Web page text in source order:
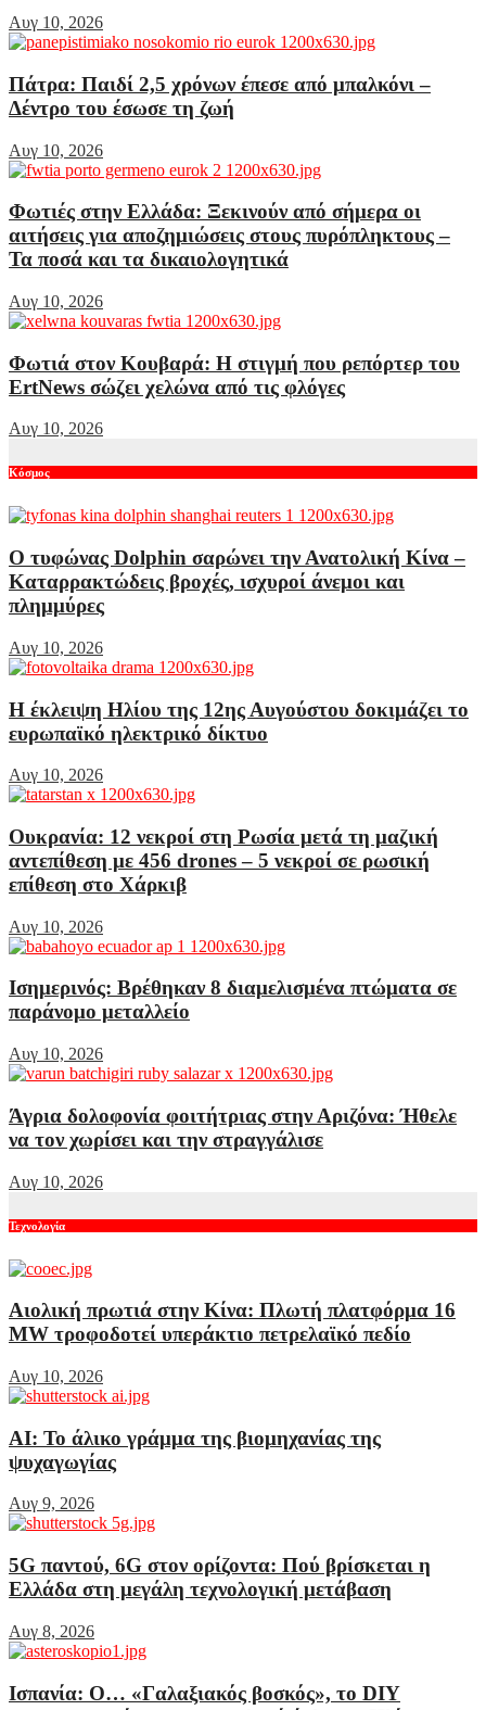
Αυγ 10, 2026
Πάτρα: Παιδί 2,5 χρόνων έπεσε από μπαλκόνι –
Δέντρο του έσωσε τη ζωή
Αυγ 10, 2026
Φωτιές στην Ελλάδα: Ξεκινούν από σήμερα οι
αιτήσεις για αποζημιώσεις στους πυρόπληκτους –
Τα ποσά και τα δικαιολογητικά
Αυγ 10, 2026
Φωτιά στον Κουβαρά: Η στιγμή που ρεπόρτερ του
ErtNews σώζει χελώνα από τις φλόγες
Αυγ 10, 2026
Κόσμος
Ο τυφώνας Dolphin σαρώνει την Ανατολική Κίνα –
Καταρρακτώδεις βροχές, ισχυροί άνεμοι και
πλημμύρες
Αυγ 10, 2026
Η έκλειψη Ηλίου της 12ης Αυγούστου δοκιμάζει το
ευρωπαϊκό ηλεκτρικό δίκτυο
Αυγ 10, 2026
Ουκρανία: 12 νεκροί στη Ρωσία μετά τη μαζική
αντεπίθεση με 456 drones – 5 νεκροί σε ρωσική
επίθεση στο Χάρκιβ
Αυγ 10, 2026
Ισημερινός: Βρέθηκαν 8 διαμελισμένα πτώματα σε
παράνομο μεταλλείο
Αυγ 10, 2026
Άγρια δολοφονία φοιτήτριας στην Αριζόνα: Ήθελε
να τον χωρίσει και την στραγγάλισε
Αυγ 10, 2026
Τεχνολογία
Αιολική πρωτιά στην Κίνα: Πλωτή πλατφόρμα 16
MW τροφοδοτεί υπεράκτιο πετρελαϊκό πεδίο
Αυγ 10, 2026
AI: Το άλικο γράμμα της βιομηχανίας της
ψυχαγωγίας
Αυγ 9, 2026
5G παντού, 6G στον ορίζοντα: Πού βρίσκεται η
Ελλάδα στη μεγάλη τεχνολογική μετάβαση
Αυγ 8, 2026
Ισπανία: Ο… «Γαλαξιακός βοσκός», το DIY